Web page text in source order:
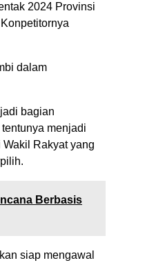
2024 Provinsi
dalam
bagian
menjadi
Rakyat yang
Berbasis
siap mengawal